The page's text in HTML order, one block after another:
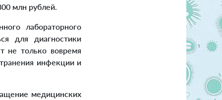
млн рублей.
лабораторного
для диагностики
не только вовремя
инфекции и
медицинских